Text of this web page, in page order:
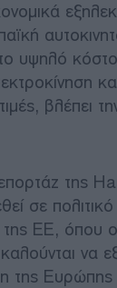
υψηλό
βλέπει
της
σε
ΕΕ, όπου
να
της Ευρώπης